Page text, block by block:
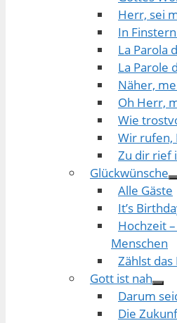
Herr, sei
In
La Parola
La Parole
Näher,
Oh Herr,
Wie
Wir rufen,
Zu dir rief
Glückwünsche
Alle Gäste
It’s
Hochzeit
Menschen
Zählst
Gott ist nah
Darum
Die